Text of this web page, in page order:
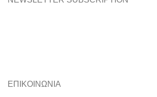
ΕΠΙΚΟΙΝΩΝΙΑ